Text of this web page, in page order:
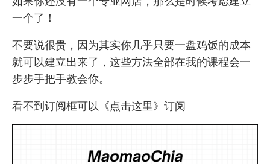
一个了！
不要说很贵，因为其实你几乎只要一盘鸡饭的成本
就可以建立出来了，这些方法全部在我的课程会一
步步手把手教会你。
看不到订阅框可以 《点击这里》 订阅